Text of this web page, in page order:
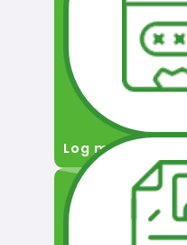
Log masuk